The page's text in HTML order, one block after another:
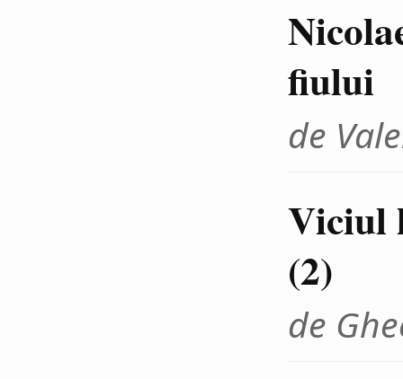
fiului
de
Viciul
(2)
de